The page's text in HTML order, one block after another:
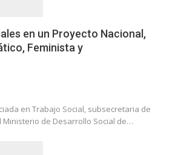
en un Proyecto Nacional,
Feminista y
en Trabajo Social, subsecretaria de
Ministerio de Desarrollo Social de…